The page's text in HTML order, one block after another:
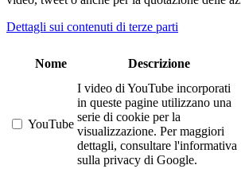
Dettagli sui contenuti di terze parti
Nome Descrizione
YouTube
I video di YouTube incorporati
in queste pagine utilizzano una
serie di cookie per la
visualizzazione. Per maggiori
dettagli, consultare l'informativa
sulla privacy di Google.